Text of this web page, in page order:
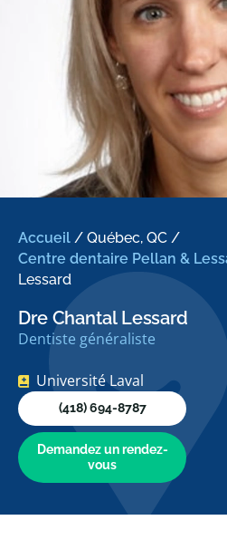
Accueil / Québec, QC /
Centre dentaire Pellan &
Lessard
Dre Chantal Lessard
Dentiste généraliste
Université Laval
(418) 694-8787
Demandez un rendez-
vous